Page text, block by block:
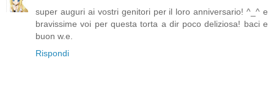
super auguri ai vostri genitori per il loro anniversario! ^_^ e
bravissime voi per questa torta a dir poco deliziosa! baci e
buon w.e.
Rispondi